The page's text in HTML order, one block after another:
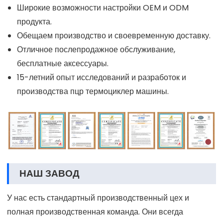
Широкие возможности настройки OEM и ODM
продукта.
Обещаем производство и своевременную доставку.
Отличное послепродажное обслуживание,
бесплатные аксессуары.
15-летний опыт исследований и разработок и
производства пцр термоциклер машины.
НАШ ЗАВОД
У нас есть стандартный производственный цех и
полная производственная команда. Они всегда